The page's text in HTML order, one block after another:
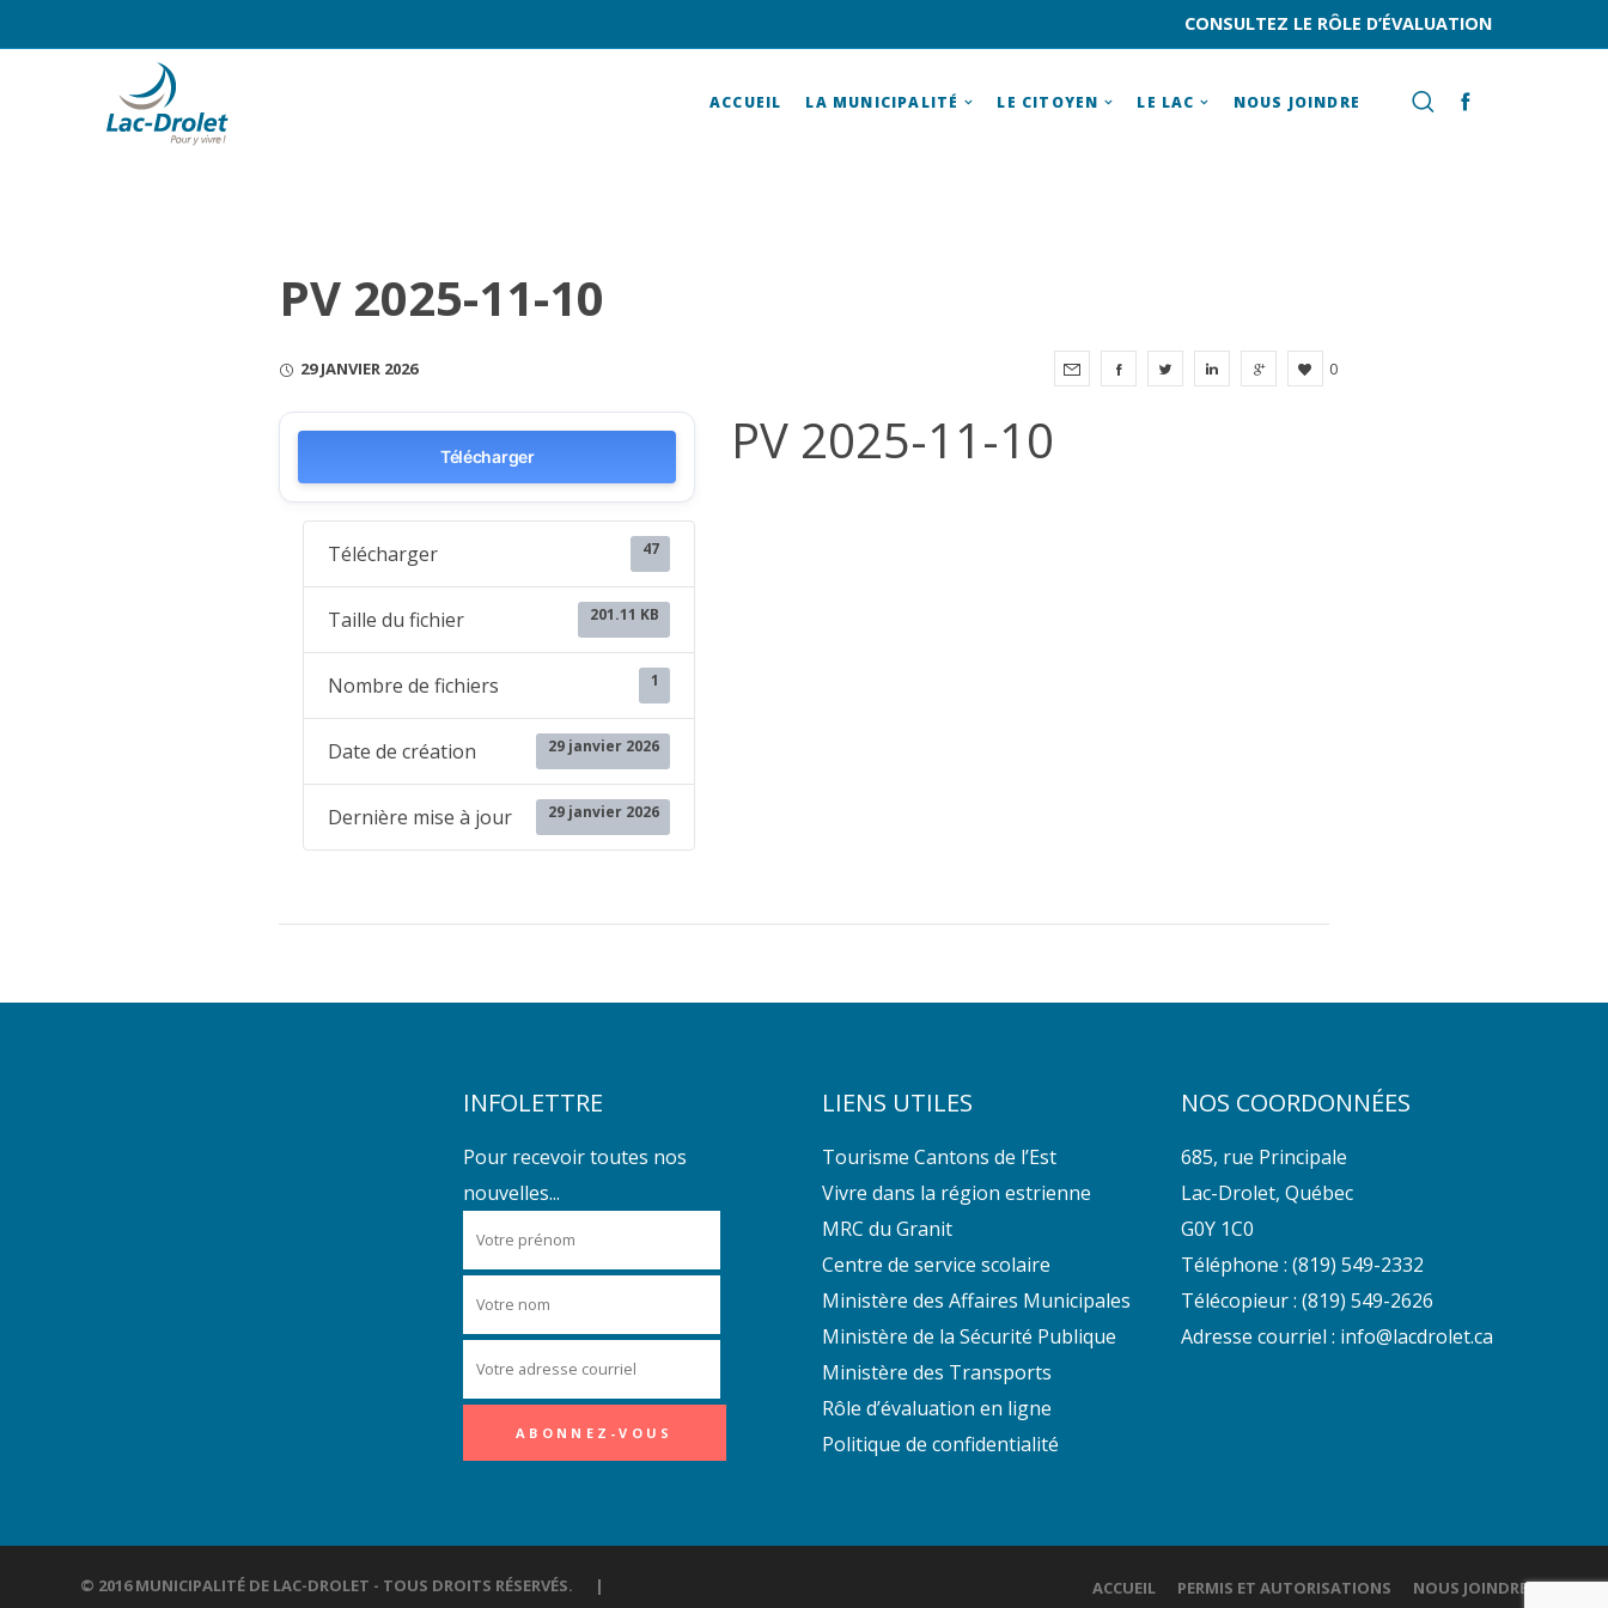
CONSULTEZ LE RÔLE D’ÉVALUATION
ACCUEIL LA MUNICIPALITÉ LE CITOYEN LE LAC NOUS JOINDRE
PV 2025-11-10
29 JANVIER 2026 0
Télécharger
Télécharger 47
Taille du fichier 201.11 KB
Nombre de fichiers 1
Date de création 29 janvier 2026
Dernière mise à jour 29 janvier 2026
PV 2025-11-10
INFOLETTRE
Pour recevoir toutes nos
nouvelles...
LIENS UTILES
Tourisme Cantons de l’Est
Vivre dans la région estrienne
MRC du Granit
Centre de service scolaire
Ministère des Affaires Municipales
Ministère de la Sécurité Publique
Ministère des Transports
Rôle d’évaluation en ligne
Politique de confidentialité
NOS COORDONNÉES
685, rue Principale
Lac-Drolet, Québec
G0Y 1C0
Téléphone : (819) 549-2332
Télécopieur : (819) 549-2626
Adresse courriel : info@lacdrolet.ca
© 2016 MUNICIPALITÉ DE LAC-DROLET - TOUS DROITS RÉSERVÉS. |
ACCUEIL PERMIS ET AUTORISATIONS NOUS JOINDRE